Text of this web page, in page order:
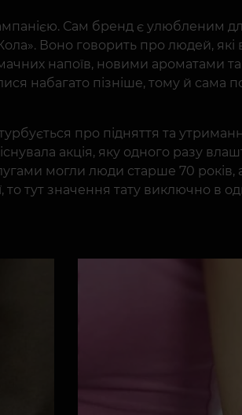
Сам бренд є улюбленим
Воно говорить про людей,
напоїв, новими ароматами
набагато пізніше, тому й сама
про підняття та
акція, яку одного разу
могли люди старше 70 років,
то тут значення тату виключно в